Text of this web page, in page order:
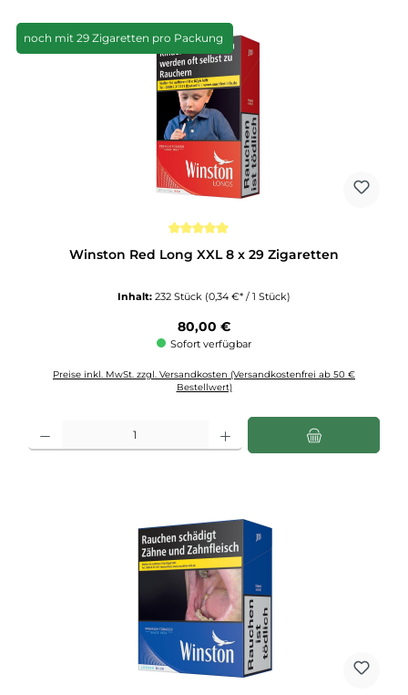
noch mit 29 Zigaretten pro Packung
Winston Red Long XXL 8 x 29 Zigaretten
Inhalt: 232 Stück (0,34 €* / 1 Stück)
Regulärer Preis:
80,00 €
Sofort verfügbar
Preise inkl. MwSt. zzgl. Versandkosten (Versandkostenfrei ab 50 €
Bestellwert)